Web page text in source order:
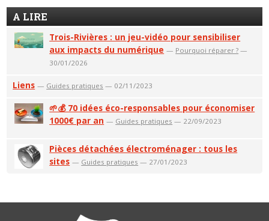
A LIRE
Trois-Rivières : un jeu-vidéo pour sensibiliser
aux impacts du numérique — Pourquoi réparer ? —
30/01/2026
Liens — Guides pratiques — 02/11/2023
🌱💰 70 idées éco-responsables pour économiser
1000€ par an — Guides pratiques — 22/09/2023
Pièces détachées électroménager : tous les
sites — Guides pratiques — 27/01/2023